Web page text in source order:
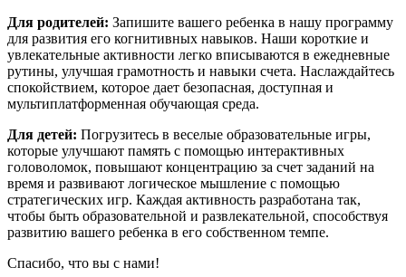
Для родителей: Запишите вашего ребенка в нашу программу
для развития его когнитивных навыков. Наши короткие и
увлекательные активности легко вписываются в ежедневные
рутины, улучшая грамотность и навыки счета. Наслаждайтесь
спокойствием, которое дает безопасная, доступная и
мультиплатформенная обучающая среда.
Для детей: Погрузитесь в веселые образовательные игры,
которые улучшают память с помощью интерактивных
головоломок, повышают концентрацию за счет заданий на
время и развивают логическое мышление с помощью
стратегических игр. Каждая активность разработана так,
чтобы быть образовательной и развлекательной, способствуя
развитию вашего ребенка в его собственном темпе.
Спасибо, что вы с нами!